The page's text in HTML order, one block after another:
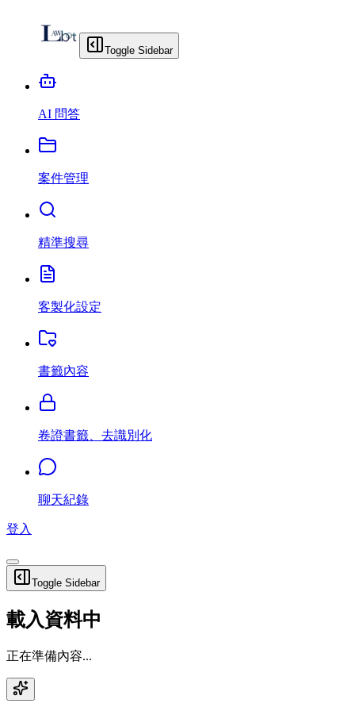
Toggle Sidebar
AI 問答
案件管理
精準搜尋
客製化設定
書籤內容
卷證書籤、去識別化
聊天紀錄
登入
Toggle Sidebar
載入資料中
正在準備內容...